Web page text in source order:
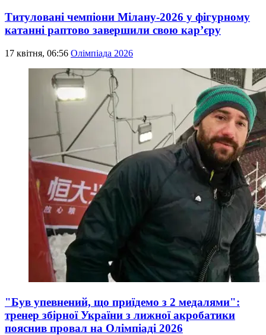
Титуловані чемпіони Мілану-2026 у фігурному
катанні раптово завершили свою кар’єру
17 квітня, 06:56 Олімпіада 2026
"Був упевнений, що приїдемо з 2 медалями":
тренер збірної України з лижної акробатики
пояснив провал на Олімпіаді 2026